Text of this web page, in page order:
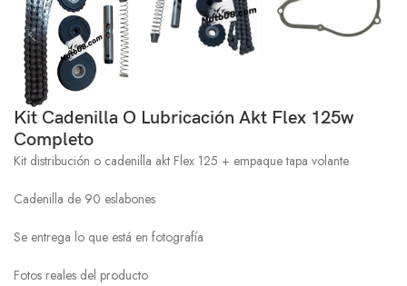
Kit Cadenilla O Lubricación Akt Flex 125w
Completo
Kit distribución o cadenilla akt Flex 125 + empaque tapa volante
Cadenilla de 90 eslabones
Se entrega lo que está en fotografía
Fotos reales del producto